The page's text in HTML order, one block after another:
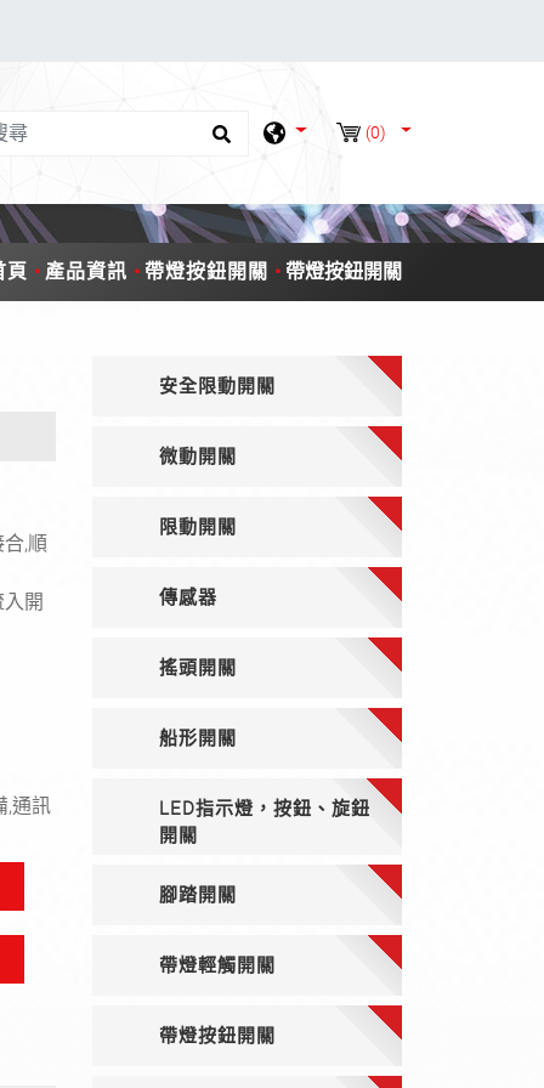
(0)
頁 產品資訊 帶燈按鈕開關 帶燈按鈕開關
安全限動開關
微動開關
限動開關
傳感器
搖頭開關
船形開關
LED指示燈，按鈕、旋鈕
開關
腳踏開關
帶燈輕觸開關
帶燈按鈕開關
,順
開
,通訊